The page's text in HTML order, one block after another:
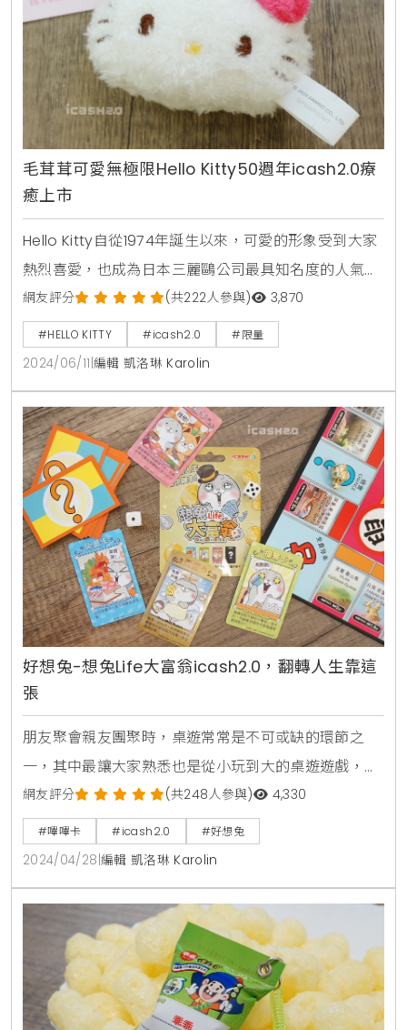
毛茸茸可愛無極限Hello Kitty50週年icash2.0療
癒上市
Hello Kitty自從1974年誕生以來，可愛的形象受到大家
熱烈喜愛，也成為日本三麗鷗公司最具知名度的人氣角
色，今年2024年剛好邁入第50週年，愛金卡公司特別
與三麗鷗合作，推出「Hello Kitty 50th-so Cute
icash2.0」紀念造型卡，要與大家一同感受Hello Kitty
50週年歡樂氣氛。「Hello Kitty 50th-so Cute
icash2.0」外型以K
網友評分 (共222人參與) 3,870
#HELLO KITTY #icash2.0 #限量
2024/06/11 編輯 凱洛琳 Karolin
好想兔-想兔Life大富翁icash2.0，翻轉人生靠這
張
朋友聚會親友團聚時，桌遊常常是不可或缺的環節之
一，其中最讓大家熟悉也是從小玩到大的桌遊遊戲，莫
過於經典的「大富翁」，遊戲除了考驗玩家的策略判
斷，更加入了「機會與命運」卡牌，鬥智又拚運氣，相
當刺激，卡牌後來更衍生出各種特殊功能增加其趣味
性。愛金卡公司這次特別攜手知名插畫「好想兔」共同
推出「好想兔-想兔Life大富翁icash2.0」，以大富翁做
為主題概念，將遊戲中的命運卡牌重新設計成各種有趣
的功能卡
網友評分 (共248人參與) 4,330
#嗶嗶卡 #icash2.0 #好想兔
2024/04/28 編輯 凱洛琳 Karolin